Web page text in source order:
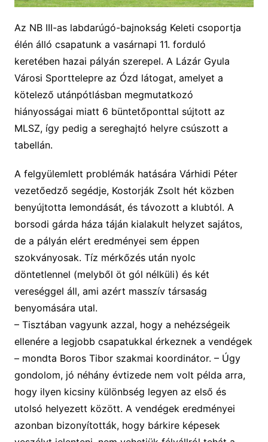
Az NB III-as labdarúgó-bajnokság Keleti csoportja
élén álló csapatunk a vasárnapi 11. forduló
keretében hazai pályán szerepel. A Lázár Gyula
Városi Sporttelepre az Ózd látogat, amelyet a
kötelező utánpótlásban megmutatkozó
hiányosságai miatt 6 büntetőponttal sújtott az
MLSZ, így pedig a sereghajtó helyre csúszott a
tabellán.
A felgyülemlett problémák hatására Várhidi Péter
vezetőedző segédje, Kostorják Zsolt hét közben
benyújtotta lemondását, és távozott a klubtól. A
borsodi gárda háza táján kialakult helyzet sajátos,
de a pályán elért eredményei sem éppen
szokványosak. Tíz mérkőzés után nyolc
döntetlennel (melyből öt gól nélküli) és két
vereséggel áll, ami azért masszív társaság
benyomására utal.
– Tisztában vagyunk azzal, hogy a nehézségeik
ellenére a legjobb csapatukkal érkeznek a vendégek
– mondta Boros Tibor szakmai koordinátor. – Úgy
gondolom, jó néhányévtizede nem volt példa arra,
hogy ilyen kicsinykülönbség legyen az első és
utolsó helyezett között. A vendégek eredményei
azonban bizonyították, hogy bárkire képesek